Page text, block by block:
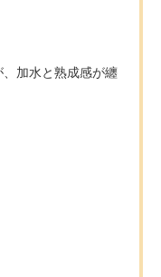
加水と熟成感が纏